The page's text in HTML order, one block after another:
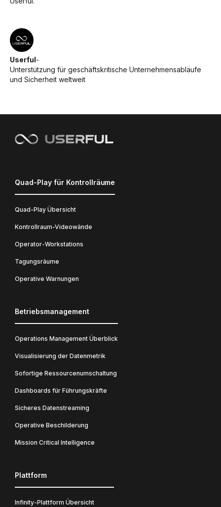
Userful-
Unterstützung für geschäftskritische Unternehmensabläufe
und Sicherheit weltweit
Quad-Play für Kontrollräume
Quad-Play Übersicht
Kontrollraum-Videowände
Operator-Workstations
Tagungsräume
Operative Warnungen
Betriebsmanagement
Operations Management Überblick
Visualisierung der Datenmetrik
Sofortige Ressourcenumschaltung
Dashboards für Führungskräfte
Sicheres Datenstreaming
Operative Beschilderung
Mission Critical Intelligence
Plattform
Infinity-Plattform Übersicht